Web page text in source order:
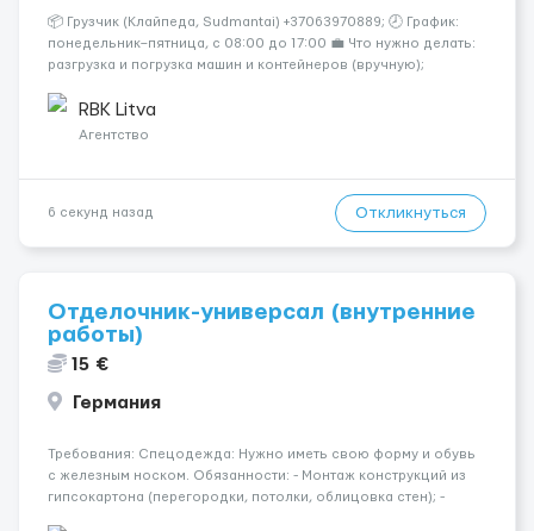
📦 Грузчик (Клайпеда, Sudmantai) +37063970889; 🕗 График:
понедельник–пятница, с 08:00 до 17:00 💼 Что нужно делать:
разгрузка и погрузка машин и контейнеров (вручную);
выполнение других поручений заведующего складом. ✅
Требования: ...
RBK Litva
Агентство
6 секунд назад Откликнуться
Отделочник-универсал (внутренние
работы)
15 €
Германия
Требования: Спецодежда: Нужно иметь свою форму и обувь
с железным носком. Обязанности: - Монтаж конструкций из
гипсокартона (перегородки, потолки, облицовка стен); -